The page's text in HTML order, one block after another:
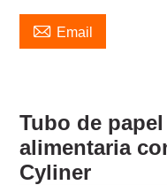
 Email
Tubo de
alimentaria
Cyliner